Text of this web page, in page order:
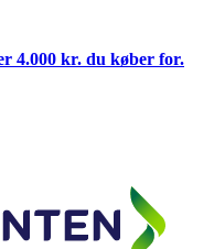
4.000 kr. du køber for.